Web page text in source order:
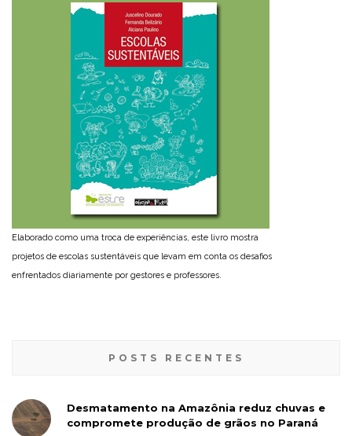
Elaborado como uma troca de experiências, este livro mostra
projetos de escolas sustentáveis que levam em conta os desafios
enfrentados diariamente por gestores e professores.
POSTS RECENTES
Desmatamento na Amazônia reduz chuvas e
compromete produção de grãos no Paraná